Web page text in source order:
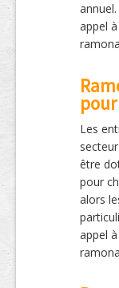
appel
Les
être
pour
alors
appel